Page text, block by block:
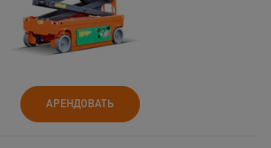
АРЕНДОВАТЬ